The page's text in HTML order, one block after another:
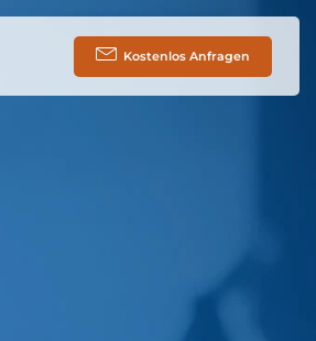
Kostenlos Anfragen